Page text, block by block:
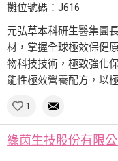
攤位號碼：J616
元弘草本科研生醫集團
材，掌握全球極效保健
物科技技術，極致強化
能性極效營養配方，以
1
綠茵生技股份有限